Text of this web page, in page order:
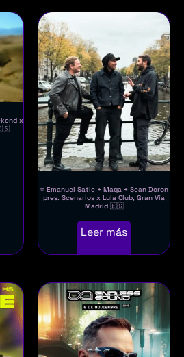
x
⭐ Emanuel Satie + Maga + Sean Doron
pres. Scenarios x Lula Club, Gran Vía
Madrid 🇪🇸
Leer más